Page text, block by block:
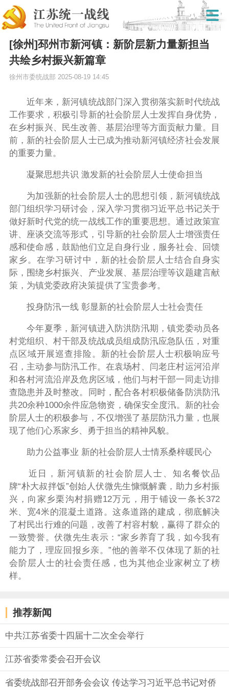
[徐州]邳州市新河镇：新阶层新力量新担当
共绘乡村振兴新篇章
徐州市委统战部 2025-08-19 14:45
近年来，新河镇统战部门深入贯彻落实新时代统战
工作要求，积极引导新的社会阶层人士发挥自身优势，
在乡村振兴、民生改善、基层治理等方面贡献力量。目
前，新的社会阶层人士已成为推动新河镇经济社会发展
的重要力量。
凝聚思想共识 激发新的社会阶层人士使命担当
为加强新的社会阶层人士的思想引领，新河镇统战
部门组织学习研讨会，深入学习贯彻习近平总书记关于
做好新时代党的统一战线工作的重要思想。通过政策宣
讲、座谈交流等形式，引导新的社会阶层人士增强责任
感和使命感，鼓励他们立足自身行业，服务社会、回馈
家乡。在学习研讨中，新的社会阶层人士结合自身实
际，围绕乡村振兴、产业发展、基层治理等议题建言献
策，为镇党委政府决策提供了宝贵参考。
投身防汛一线 彰显新的社会阶层人士社会责任
今年夏季，新河镇进入防洪防汛期，镇党委动员各
村党组织、村干部及统战成员组成防汛应急队伍，对重
点区域开展巡查排险。新的社会阶层人士积极响应号
召，主动参与防汛工作。在袁场村、闫老庄村运河沿岸
和各村河流沿岸及危房区域，他们与村干部一同走访排
查隐患并及时整改。同时，配合各村积极储备防洪防汛
共20余种1000余件应急物资，确保安全度汛。新的社会
阶层人士的积极参与，不仅增强了基层防汛力量，也展
现了他们心系家乡、勇于担当的精神风貌。
助力公益事业 新的社会阶层人士情系桑梓暖民心
近日，新河镇新的社会阶层人士、知名餐饮品
牌“朴大叔拌饭”创始人伏微先生慷慨解囊，助力乡村振
兴，向家乡栗沟村捐赠12万元，用于铺设一条长372
米、宽4米的混凝土道路。这条道路的建成，彻底解决
了村民出行难的问题，改善了村容村貌，赢得了群众的
一致赞誉。伏微先生表示：“家乡养育了我，如今我有
能力了，理应回报乡亲。”他的善举不仅体现了新的社
会阶层人士的社会责任感，也为其他企业家树立了榜
样。
推荐新闻
中共江苏省委十四届十二次全会举行
江苏省委常委会召开会议
省委统战部召开部务会会议 传达学习习近平总书记对侨